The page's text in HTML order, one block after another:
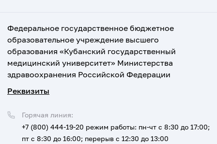
Федеральное государственное бюджетное
образовательное учреждение высшего
образования «Кубанский государственный
медицинский университет» Министерства
здравоохранения Российской Федерации
Реквизиты
Горячая линия:
+7 (800) 444-19-20 режим работы: пн-чт с 8:30 до 17:00;
пт с 8:30 до 16:00; перерыв с 12:30 до 13:00